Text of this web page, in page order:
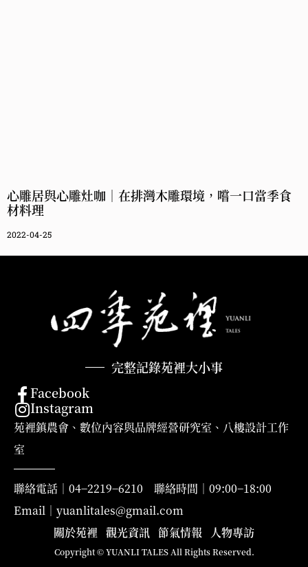
心雕居與心雕灶咖｜在排灣木雕環境，嚐一口當季食
材料理
2022-04-25
完整記錄苑裡大小事
Facebook
Instagram
苑裡鎮農會、數位內容與品牌經營研究室、八樓設計工作
室
聯絡電話｜04−2219−6210 聯絡時間｜09:00−18:00
Email｜yuanlitales@gmail.com
關於苑裡 觀光資訊 節氣情報 人物專訪
Copyright © YUANLI TALES All Rights Reserved.